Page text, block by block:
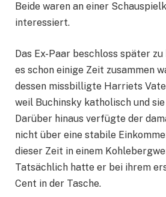
Beide waren an einer
interessiert.
Das Ex-Paar beschloss später
es schon einige Zeit zusammen
dessen missbilligte Harriets
weil Buchinsky katholisch und sie
Darüber hinaus verfügte der
nicht über eine stabile
dieser Zeit in einem
Tatsächlich hatte er bei ihrem
Cent in der Tasche.